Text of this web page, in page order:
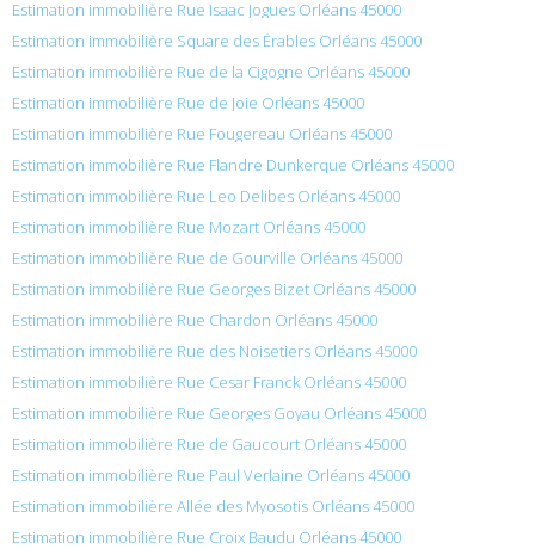
Estimation immobilière Rue Isaac Jogues Orléans 45000
Estimation immobilière Square des Érables Orléans 45000
Estimation immobilière Rue de la Cigogne Orléans 45000
Estimation immobilière Rue de Joie Orléans 45000
Estimation immobilière Rue Fougereau Orléans 45000
Estimation immobilière Rue Flandre Dunkerque Orléans 45000
Estimation immobilière Rue Leo Delibes Orléans 45000
Estimation immobilière Rue Mozart Orléans 45000
Estimation immobilière Rue de Gourville Orléans 45000
Estimation immobilière Rue Georges Bizet Orléans 45000
Estimation immobilière Rue Chardon Orléans 45000
Estimation immobilière Rue des Noisetiers Orléans 45000
Estimation immobilière Rue Cesar Franck Orléans 45000
Estimation immobilière Rue Georges Goyau Orléans 45000
Estimation immobilière Rue de Gaucourt Orléans 45000
Estimation immobilière Rue Paul Verlaine Orléans 45000
Estimation immobilière Allée des Myosotis Orléans 45000
Estimation immobilière Rue Croix Baudu Orléans 45000